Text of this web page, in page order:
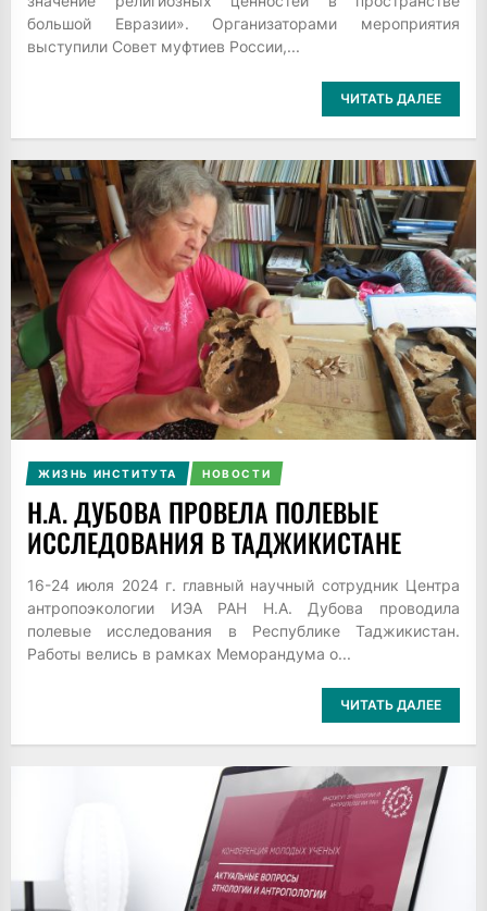
большой Евразии». Организаторами мероприятия
выступили Совет муфтиев России,...
ЧИТАТЬ ДАЛЕЕ
ЖИЗНЬ ИНСТИТУТА НОВОСТИ
Н.А. ДУБОВА ПРОВЕЛА ПОЛЕВЫЕ
ИССЛЕДОВАНИЯ В ТАДЖИКИСТАНЕ
16-24 июля 2024 г. главный научный сотрудник Центра
антропоэкологии ИЭА РАН Н.А. Дубова проводила
полевые исследования в Республике Таджикистан.
Работы велись в рамках Меморандума о...
ЧИТАТЬ ДАЛЕЕ